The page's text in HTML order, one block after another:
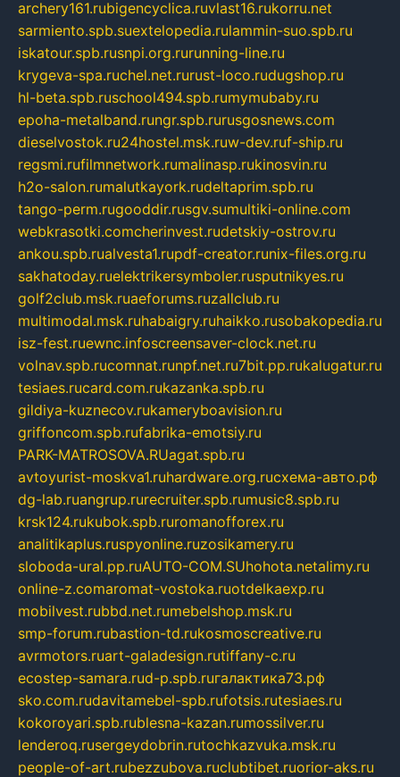
archery161.rubigencyclica.ruvlast16.rukorru.net
sarmiento.spb.suextelopedia.rulammin-suo.spb.ru
iskatour.spb.rusnpi.org.rurunning-line.ru
krygeva-spa.ruchel.net.rurust-loco.rudugshop.ru
hl-beta.spb.ruschool494.spb.rumymubaby.ru
epoha-metalband.rungr.spb.rurusgosnews.com
dieselvostok.ru24hostel.msk.ruw-dev.ruf-ship.ru
regsmi.rufilmnetwork.rumalinasp.rukinosvin.ru
h2o-salon.rumalutkayork.rudeltaprim.spb.ru
tango-perm.rugooddir.rusgv.sumultiki-online.com
webkrasotki.comcherinvest.rudetskiy-ostrov.ru
ankou.spb.rualvesta1.rupdf-creator.runix-files.org.ru
sakhatoday.ruelektrikersymboler.rusputnikyes.ru
golf2club.msk.ruaeforums.ruzallclub.ru
multimodal.msk.ruhabaigry.ruhaikko.rusobakopedia.ru
isz-fest.ruewnc.infoscreensaver-clock.net.ru
volnav.spb.rucomnat.runpf.net.ru7bit.pp.rukalugatur.ru
tesiaes.rucard.com.rukazanka.spb.ru
gildiya-kuznecov.rukameryboavision.ru
griffoncom.spb.rufabrika-emotsiy.ru
PARK-MATROSOVA.RUagat.spb.ru
avtoyurist-moskva1.ruhardware.org.ruсхема-авто.рф
dg-lab.ruangrup.rurecruiter.spb.rumusic8.spb.ru
krsk124.rukubok.spb.ruromanofforex.ru
analitikaplus.ruspyonline.ruzosikamery.ru
sloboda-ural.pp.ruAUTO-COM.SUhohota.netalimy.ru
online-z.comaromat-vostoka.ruotdelkaexp.ru
mobilvest.rubbd.net.rumebelshop.msk.ru
smp-forum.rubastion-td.rukosmoscreative.ru
avrmotors.ruart-galadesign.rutiffany-c.ru
ecostep-samara.rud-p.spb.ruгалактика73.рф
sko.com.rudavitamebel-spb.rufotsis.rutesiaes.ru
kokoroyari.spb.rublesna-kazan.rumossilver.ru
lenderoq.rusergeydobrin.rutochkazvuka.msk.ru
people-of-art.rubezzubova.ruclubtibet.ruorior-aks.ru